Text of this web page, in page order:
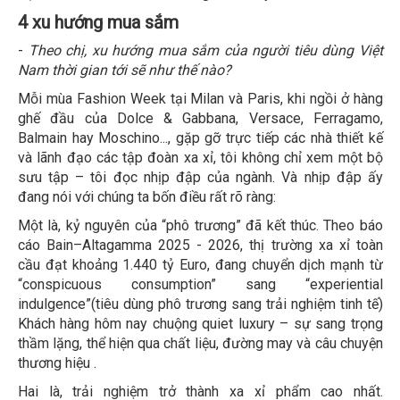
4 xu hướng mua sắm
- Theo chị, xu hướng mua sắm của người tiêu dùng Việt
Nam thời gian tới sẽ như thế nào?
Mỗi mùa Fashion Week tại Milan và Paris, khi ngồi ở hàng
ghế đầu của Dolce & Gabbana, Versace, Ferragamo,
Balmain hay Moschino..., gặp gỡ trực tiếp các nhà thiết kế
và lãnh đạo các tập đoàn xa xỉ, tôi không chỉ xem một bộ
sưu tập – tôi đọc nhịp đập của ngành. Và nhịp đập ấy
đang nói với chúng ta bốn điều rất rõ ràng:
Một là, kỷ nguyên của “phô trương” đã kết thúc. Theo báo
cáo Bain–Altagamma 2025 - 2026, thị trường xa xỉ toàn
cầu đạt khoảng 1.440 tỷ Euro, đang chuyển dịch mạnh từ
“conspicuous consumption” sang “experiential
indulgence”(tiêu dùng phô trương sang trải nghiệm tinh tế)
Khách hàng hôm nay chuộng quiet luxury – sự sang trọng
thầm lặng, thể hiện qua chất liệu, đường may và câu chuyện
thương hiệu .
Hai là, trải nghiệm trở thành xa xỉ phẩm cao nhất.